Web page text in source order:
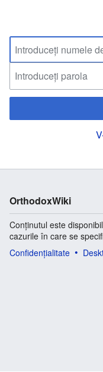
OrthodoxWiki
Conținutul este
cazurile în care se
Confidențialitate